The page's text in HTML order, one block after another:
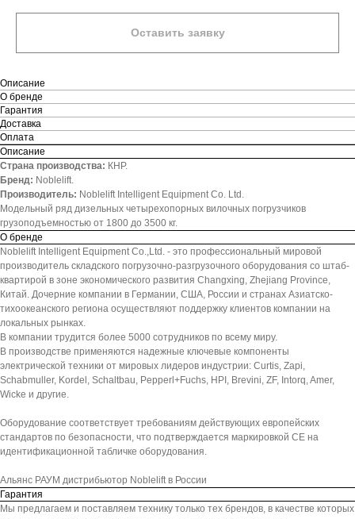
Оставить заявку
Описание
О бренде
Гарантия
Доставка
Оплата
Описание
Страна производства: КНР.
Бренд: Noblelift.
Производитель: Noblelift Intelligent Equipment Co. Ltd.
Модельный ряд дизельных четырехопорных вилочных погрузчиков
грузоподъемностью от 1800 до 3500 кг.
О бренде
Noblelift Intelligent Equipment Co.,Ltd. - это профессиональный мировой
производитель складского погрузочно-разгрузочного оборудования со штаб-
квартирой в зоне экономического развития Changxing, Zhejiang Province,
Китай. Дочерние компании в Германии, США, России и странах Азиатско-
тихоокеанского региона осуществляют поддержку клиентов компании на
локальных рынках.
В компании трудится более 5000 сотрудников по всему миру.
В производстве применяются надежные ключевые компоненты
электрической техники от мировых лидеров индустрии: Curtis, Zapi,
Schabmuller, Kordel, Schaltbau, Pepperl+Fuchs, HPI, Brevini, ZF, Intorq, Amer,
Wicke и другие.
Оборудование соответствует требованиям действующих европейских
стандартов по безопасности, что подтверждается маркировкой СЕ на
идентификационной табличке оборудования.
Альянс РАУМ дистрибьютор Noblelift в России
Гарантия
Мы предлагаем и поставляем технику только тех брендов, в качестве которых